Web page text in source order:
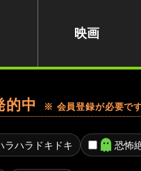
映画
的中 ※ 会員登録が必要で
ラハラドキドキ 恐怖